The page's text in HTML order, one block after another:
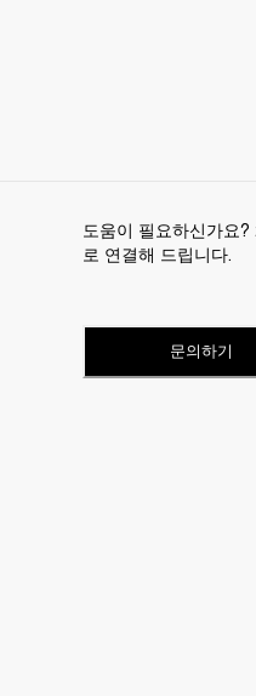
도움이 필요하신가요
로 연결해 드립니다.
문의하기